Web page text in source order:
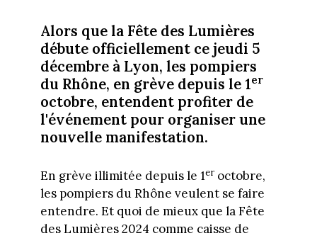
Alors que la Fête des Lumières
débute officiellement ce jeudi 5
décembre à Lyon, les pompiers
du Rhône, en grève depuis le 1er
octobre, entendent profiter de
l'événement pour organiser une
nouvelle manifestation.
En grève illimitée depuis le 1eroctobre,
les pompiers du Rhône veulent se faire
entendre. Et quoi de mieux que la Fête
des Lumières 2024 comme caisse de